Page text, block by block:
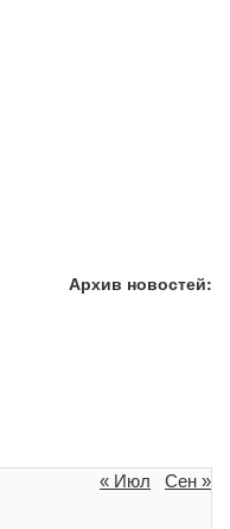
Архив новостей:
« Июл Сен »